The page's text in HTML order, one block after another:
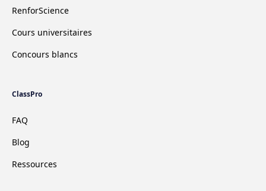
RenforScience
Cours universitaires
Concours blancs
ClassPro
FAQ
Blog
Ressources